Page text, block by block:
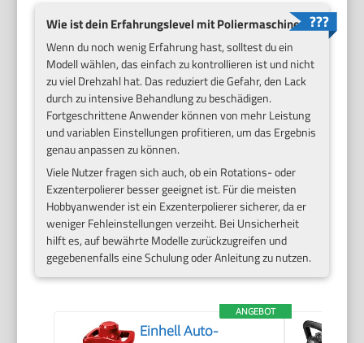
Wie ist dein Erfahrungslevel mit Poliermaschinen?
Wenn du noch wenig Erfahrung hast, solltest du ein
Modell wählen, das einfach zu kontrollieren ist und nicht
zu viel Drehzahl hat. Das reduziert die Gefahr, den Lack
durch zu intensive Behandlung zu beschädigen.
Fortgeschrittene Anwender können von mehr Leistung
und variablen Einstellungen profitieren, um das Ergebnis
genau anpassen zu können.
Viele Nutzer fragen sich auch, ob ein Rotations- oder
Exzenterpolierer besser geeignet ist. Für die meisten
Hobbyanwender ist ein Exzenterpolierer sicherer, da er
weniger Fehleinstellungen verzeiht. Bei Unsicherheit
hilft es, auf bewährte Modelle zurückzugreifen und
gegebenenfalls eine Schulung oder Anleitung zu nutzen.
ANGEBOT
Einhell Auto-